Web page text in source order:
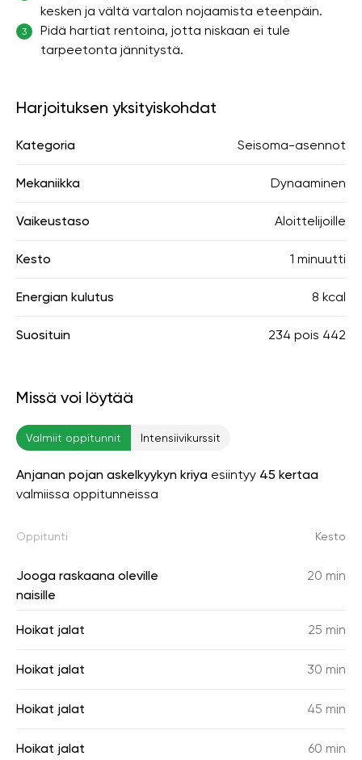
kesken ja vältä vartalon nojaamista eteenpäin.
3
Pidä hartiat rentoina, jotta niskaan ei tule
tarpeetonta jännitystä.
Harjoituksen yksityiskohdat
Kategoria Seisoma-asennot
Mekaniikka Dynaaminen
Vaikeustaso Aloittelijoille
Kesto 1 minuutti
Energian kulutus 8 kcal
Suosituin 234 pois 442
Missä voi löytää
Valmiit oppitunnit Intensiivikurssit
Anjanan pojan askelkyykyn kriya esiintyy 45 kertaa
valmiissa oppitunneissa
Oppitunti Kesto
Jooga raskaana oleville
naisille
20 min
Hoikat jalat 25 min
Hoikat jalat 30 min
Hoikat jalat 45 min
Hoikat jalat 60 min